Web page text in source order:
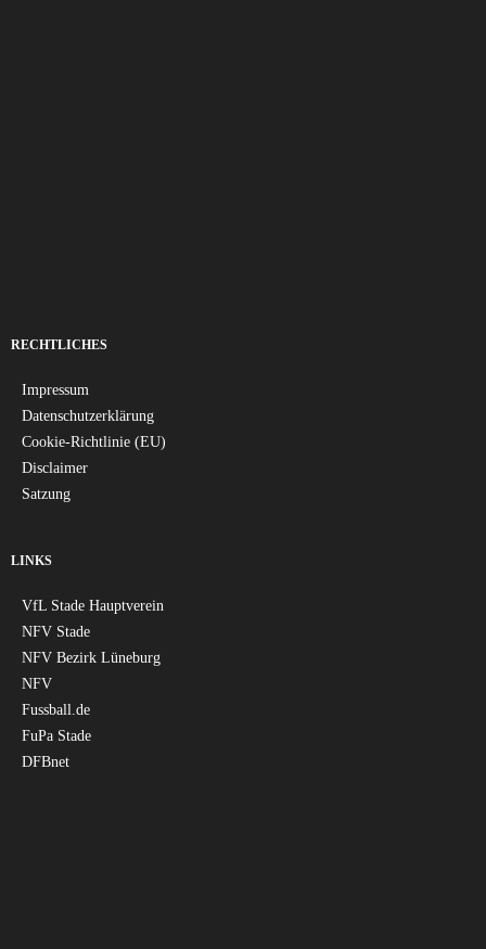
RECHTLICHES
Impressum
Datenschutzerklärung
Cookie-Richtlinie (EU)
Disclaimer
Satzung
LINKS
VfL Stade Hauptverein
NFV Stade
NFV Bezirk Lüneburg
NFV
Fussball.de
FuPa Stade
DFBnet